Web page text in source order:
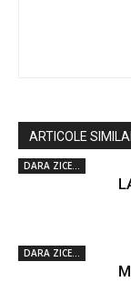
ARTICOLE
DARA ZICE...
DARA ZICE...